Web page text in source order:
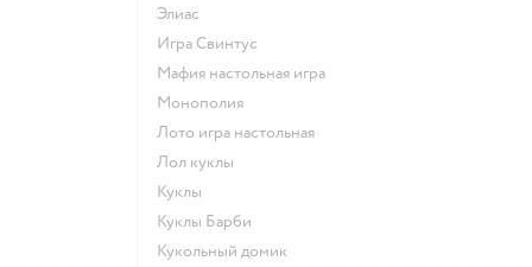
Элиас
Игра Свинтус
Мафия настольная игра
Монополия
Лото игра настольная
Лол куклы
Куклы
Куклы Барби
Кукольный домик